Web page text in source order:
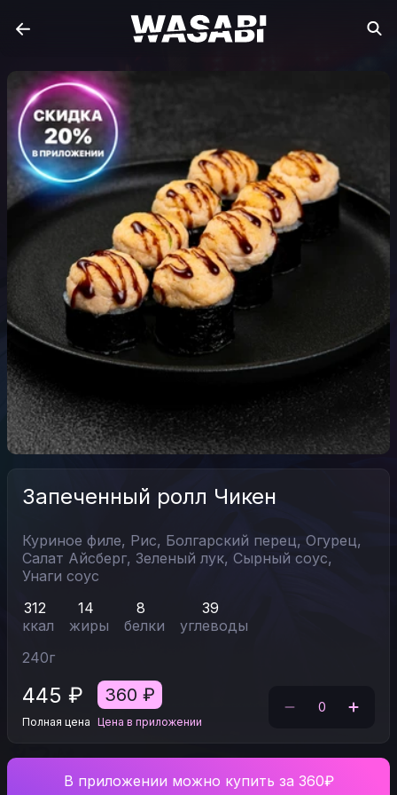
Запеченный ролл Чикен
Куриное филе, Рис, Болгарский перец, Огурец,
Салат Айсберг, Зеленый лук, Сырный соус,
Унаги соус
312
ккал
14
жиры
8
белки
39
углеводы
240г
445 ₽
Полная цена
360 ₽
Цена в приложении
0
В приложении можно купить за 360₽